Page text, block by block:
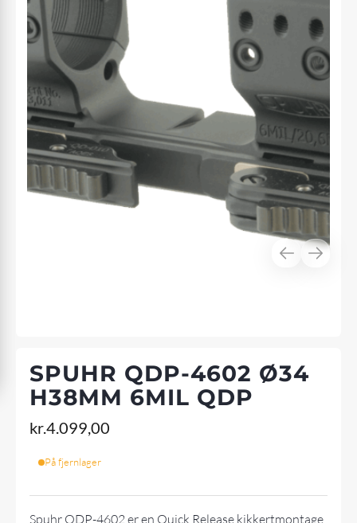
SPUHR QDP-4602 Ø34
H38MM 6MIL QDP
kr.4.099,00
På fjernlager
Spuhr QDP-4602 er en Quick Release kikkertmontage